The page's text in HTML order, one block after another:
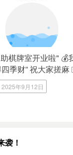
棋牌室开业啦" 💰
季财” 祝大家搓麻
2025年9月12日
袭！